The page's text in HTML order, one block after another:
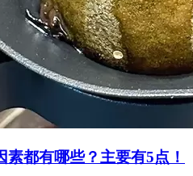
都有哪些？主要有5点！